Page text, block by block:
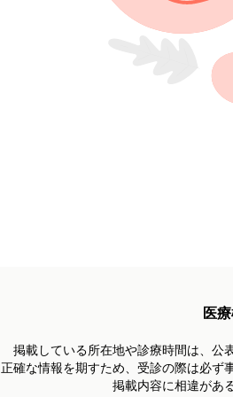
医
掲載している所在地や診療時間は、 公
正確な情報を期すため、受診の際は必ず
掲載内容に相違があ